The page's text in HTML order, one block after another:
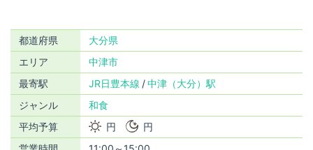
都道府県
大分県
エリア
中津市
最寄駅
JR日豊本線
中津（大分）駅
ジャンル
和食
平均予算
円
円